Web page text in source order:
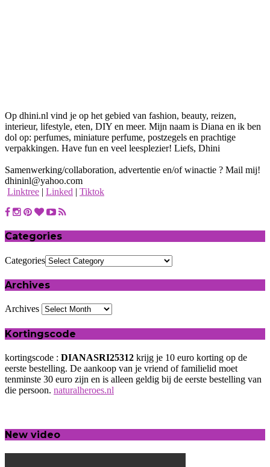
Op dhini.nl vind je op het gebied van fashion, beauty, reizen,
interieur, lifestyle, eten, DIY en meer. Mijn naam is Diana en ik ben
dol op: perfumes, miniature perfume, postzegels en prachtige
verpakkingen. Have fun en veel leesplezier! Liefs, Dhini
Samenwerking/collaboration, advertentie en/of winactie ? Mail mij!
dhininl@yahoo.com
Linktree | Linked | Tiktok
Categories
Categories
Archives
Archives
Kortingscode
kortingscode : DIANASRI25312 krijg je 10 euro korting op de
eerste bestelling. De aankoop van je vriend of familielid moet
tenminste 30 euro zijn en is alleen geldig bij de eerste bestelling van
die persoon. naturalheroes.nl
New video